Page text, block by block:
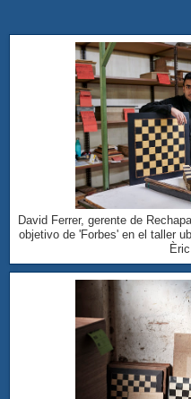
David Ferrer, gerente de
objetivo de 'Forbes' en el taller